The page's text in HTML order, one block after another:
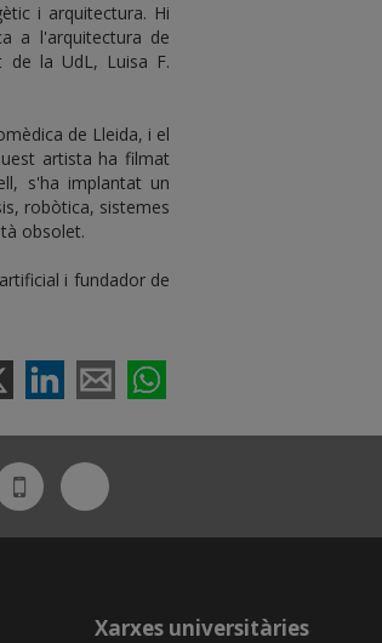
i arquitectura. Hi
a l'arquitectura de
de la UdL, Luisa F.
de Lleida, i el
artista ha filmat
s'ha implantat un
robòtica, sistemes
obsolet.
i fundador de
UdL
App
Bluesky
Xarxes universitàries